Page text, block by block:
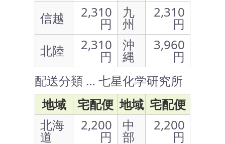
信越
2,310
円
九
州
2,310
円
北陸
2,310
円
沖
縄
3,960
円
配送分類 … 七星化学研究所
地域
宅配便 地域 宅配便
北海
道
2,200
円
中
部
2,200
円